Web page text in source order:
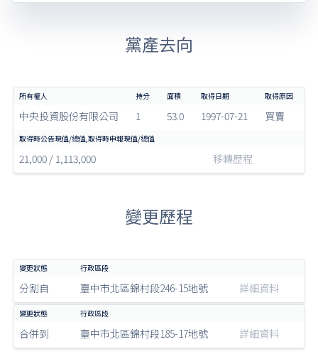
黨產去向
中央投資股份有限公司 1 53.0 1997-07-21 買賣
21,000 / 1,113,000 移轉歷程
變更歷程
分割自 臺中市北區錦村段246-15地號 詳細資料
合併到 臺中市北區錦村段185-17地號 詳細資料